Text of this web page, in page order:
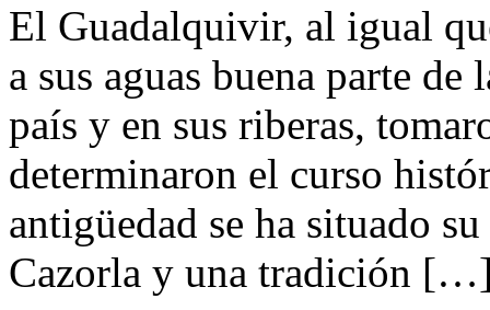
El Guadalquivir, al igual
a sus aguas buena parte
país y en sus riberas,
determinaron el curso
antigüedad se ha situado
Cazorla y una tradición